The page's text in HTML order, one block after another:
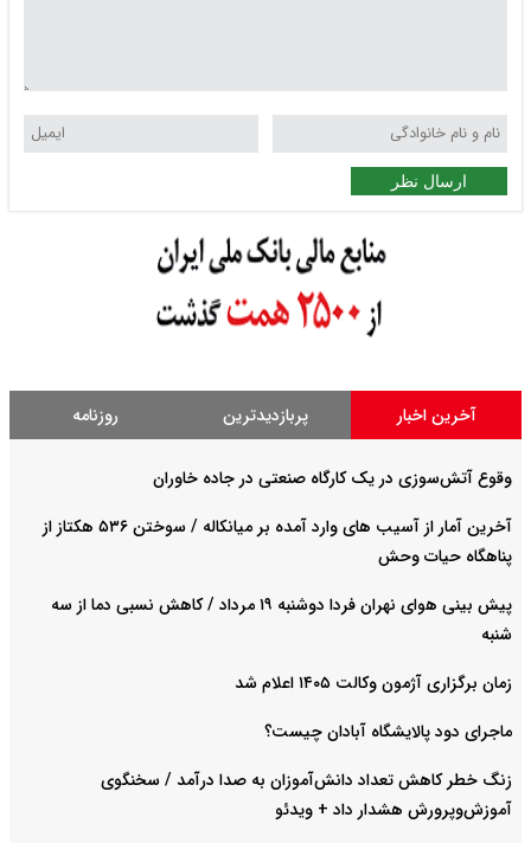
ارسال نظر
آخرین اخبار پربازدیدترین روزنامه
وقوع آتش‌سوزی در یک کارگاه صنعتی در جاده خاوران
آخرین آمار از آسیب های وارد آمده بر میانکاله / سوختن ۵۳۶ هکتاز از
پناهگاه حیات وحش
پیش بینی هوای نهران فردا دوشنبه ۱۹ مرداد / کاهش نسبی دما از سه
شنبه
زمان برگزاری آژمون وکالت ۱۴۰۵ اعلام شد
ماجرای دود پالایشگاه آبادان چیست؟
زنگ خطر کاهش تعداد دانش‌آموزان به صدا درآمد / سخنگوی
آموزش‌وپرورش هشدار داد +‌ ویدئو